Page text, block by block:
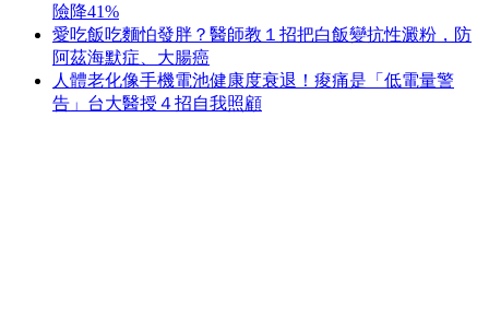
險降41%
愛吃飯吃麵怕發胖？醫師教１招把白飯變抗性澱粉，防
阿茲海默症、大腸癌
人體老化像手機電池健康度衰退！痠痛是「低電量警
告」台大醫授４招自我照顧